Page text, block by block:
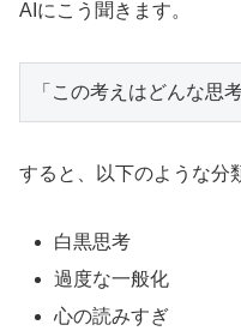
AIにこう聞きます。
すると、以下のような分
白黒思考
過度な一般化
心の読みすぎ